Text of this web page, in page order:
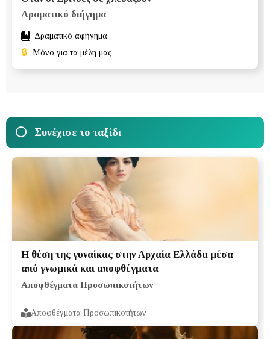
Δραματικό διήγημα
Δραματικό αφήγημα
🔒 Μόνο για τα μέλη μας
Συνέχισε το ταξίδι
Η θέση της γυναίκας στην Αρχαία Ελλάδα μέσα
από γνωμικά και αποφθέγματα
Αποφθέγματα Προσωπικοτήτων
Αποφθέγματα Προσωπικοτήτων